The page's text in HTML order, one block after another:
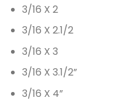
3/16 X 2
3/16 X 2.1/2
3/16 X 3
3/16 X 3.1/2”
3/16 X 4”